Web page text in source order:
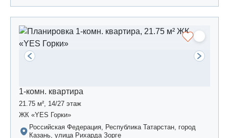
1-комн. квартира
21.75 м², 14/27 этаж
ЖК «YES Горки»
Российская Федерация, Республика Татарстан, город
Казань, улица Рихарда Зорге